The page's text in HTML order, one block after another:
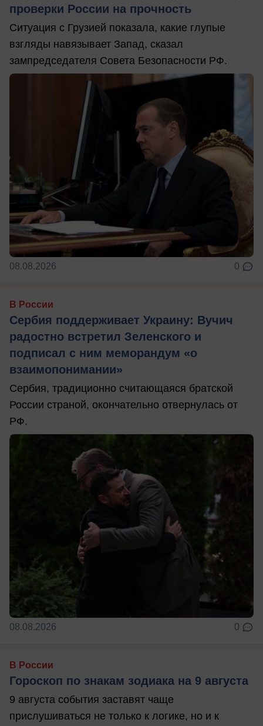
проверки России на прочность
Ситуация с Грузией показала, какие глупые
взгляды навязывает Запад, сказал
зампредседателя Совета Безопасности РФ.
08.08.2026 0
В России
Сербия поддерживает Украину: Вучич
радостно встретил Зеленского и
подписал с ним меморандум «о
взаимопонимании»
Сербия, традиционно считающаяся братской
России страной, окончательно отвернулась от
РФ.
08.08.2026 0
В России
Гороскоп по знакам зодиака на 9 августа
9 августа события заставят чаще
прислушиваться не только к логике, но и к